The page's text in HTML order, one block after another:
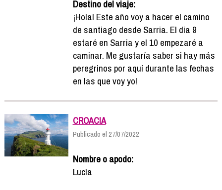
Destino del viaje:
¡Hola! Este año voy a hacer el camino
de santiago desde Sarria. El dia 9
estaré en Sarria y el 10 empezaré a
caminar. Me gustaría saber si hay más
peregrinos por aquí durante las fechas
en las que voy yo!
CROACIA
Publicado el 27/07/2022
Nombre o apodo:
Lucía